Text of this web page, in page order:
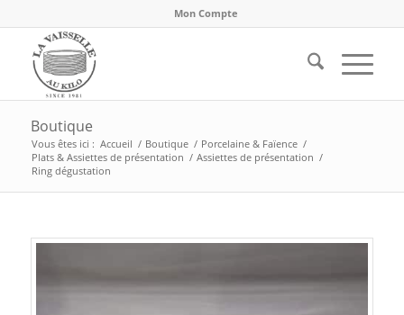
Mon Compte
Boutique
Vous êtes ici : Accueil / Boutique / Porcelaine & Faïence /
Plats & Assiettes de présentation / Assiettes de présentation /
Ring dégustation